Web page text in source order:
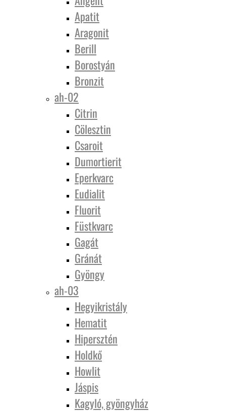
Apatit
Aragonit
Berill
Borostyán
Bronzit
ah-02
Citrin
Cölesztin
Csaroit
Dumortierit
Eperkvarc
Eudialit
Fluorit
Füstkvarc
Gagát
Gránát
Gyöngy
ah-03
Hegyikristály
Hematit
Hipersztén
Holdkő
Howlit
Jáspis
Kagyló, gyöngyház